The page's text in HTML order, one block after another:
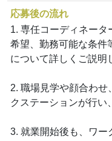
応募後の流れ
1. 専任コーディネー
希望、勤務可能な条件
について詳しくご説明
2. 職場見学や顔合わ
クステーションが行い
3. 就業開始後も、ワー